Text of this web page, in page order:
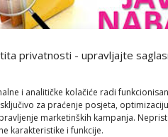
privatnosti - upravljajte
i analitičke kolačiće radi
za praćenje posjeta,
marketinških kampanja.
karakteristike i funkcije.
ispod: